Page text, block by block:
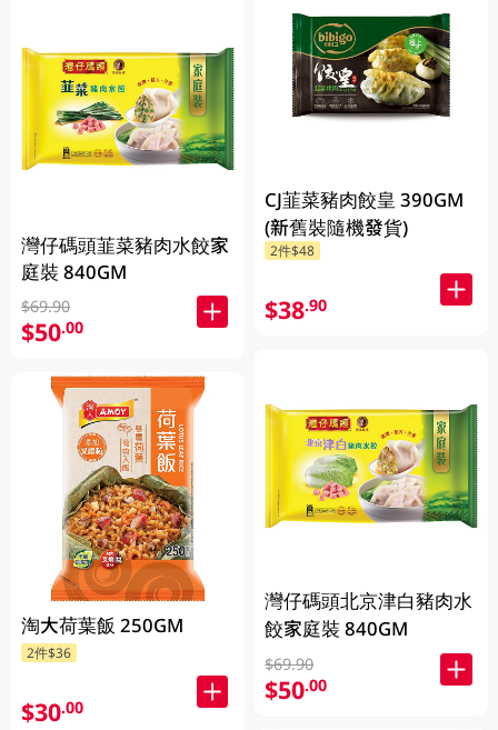
灣仔碼頭韮菜豬肉水餃家
庭裝 840GM
$69.90
$50.00
淘大荷葉飯 250GM
2件$36
$30.00
CJ韮菜豬肉餃皇 390GM
(新舊裝隨機發貨)
2件$48
$38.90
灣仔碼頭北京津白豬肉水
餃家庭裝 840GM
$69.90
$50.00